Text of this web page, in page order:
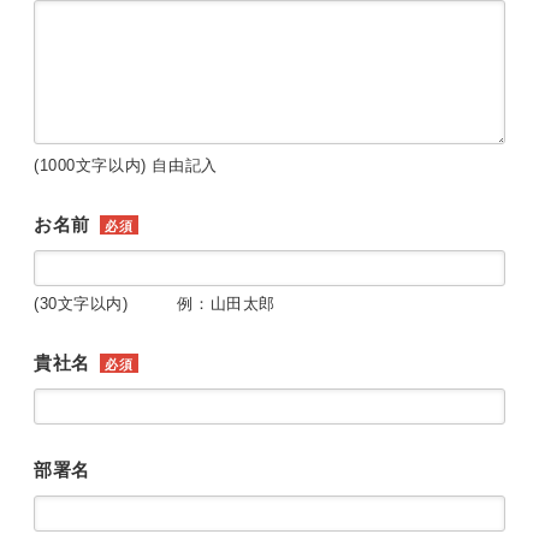
(1000文字以内) 自由記入
お名前 必須
(30文字以内) 例：山田太郎
貴社名 必須
部署名